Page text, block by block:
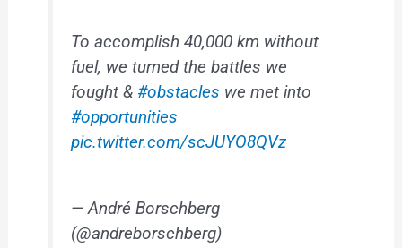
To accomplish 40,000 km without
fuel, we turned the battles we
fought &#obstacles we met into
#opportunities
pic.twitter.com/scJUYO8QVz
— André Borschberg
(@andreborschberg)